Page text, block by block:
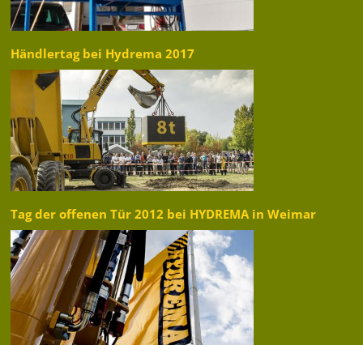
Händlertag bei Hydrema 2017
Tag der offenen Tür 2012 bei HYDREMA in Weimar